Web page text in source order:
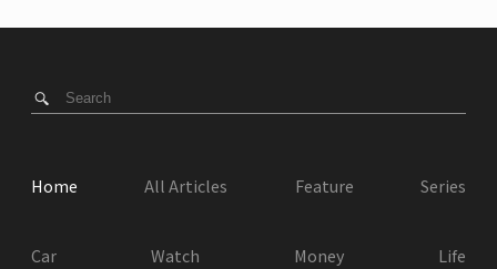
Home All Articles Feature Series
Car Watch Money Life